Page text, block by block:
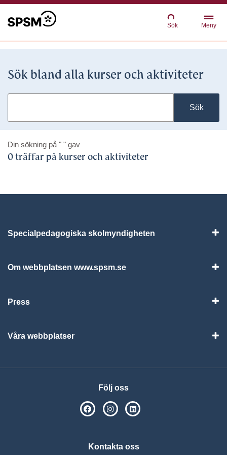
Sök Meny
Sök bland alla kurser och aktiviteter
Sök
Din sökning på " " gav
0 träffar på kurser och aktiviteter
Specialpedagogiska skolmyndigheten
Om webbplatsen www.spsm.se
Press
Våra webbplatser
Följ oss
SPSM på Facebook
SPSM på Instagram
Kontakta oss